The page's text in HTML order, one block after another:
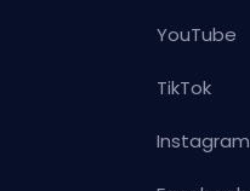
YouTube
TikTok
Instagram